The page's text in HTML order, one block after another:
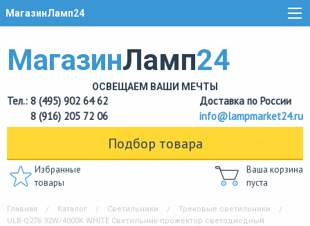
МагазинЛамп24
МагазинЛамп24
ОСВЕЩАЕМ ВАШИ МЕЧТЫ
Тел.: 8 (495) 902 64 62
8 (916) 205 72 06
Доставка по России
info@lampmarket24.ru
Подбор товара
Избранные
товары
Ваша корзина
пуста
Главная Каталог Светильники
Трековые светильники
ULB-Q276 32W/4000К WHITE Светильник-прожектор светодиодный